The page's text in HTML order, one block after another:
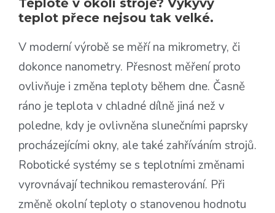
teplot přece nejsou tak velké.
V moderní výrobě se měří na mikrometry, či
dokonce nanometry. Přesnost měření proto
ovlivňuje i změna teploty během dne. Časně
ráno je teplota v chladné dílně jiná než v
poledne, kdy je ovlivněna slunečními paprsky
procházejícími okny, ale také zahříváním strojů.
Robotické systémy se s teplotními změnami
vyrovnávají technikou remasterování. Při
změně okolní teploty o stanovenou hodnotu